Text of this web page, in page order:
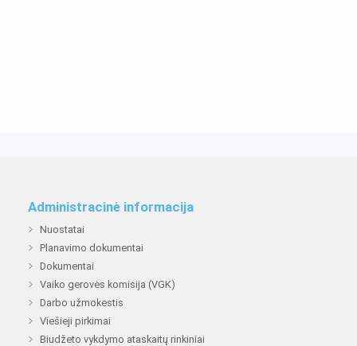
Administracinė informacija
Nuostatai
Planavimo dokumentai
Dokumentai
Vaiko gerovės komisija (VGK)
Darbo užmokestis
Viešieji pirkimai
Biudžeto vykdymo ataskaitų rinkiniai